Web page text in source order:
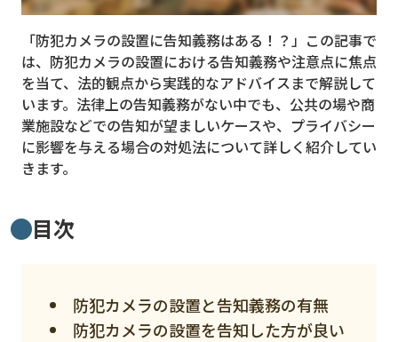
クラウド
M2M
VPN
スマート〇〇
スマート農業
ロボット
「防犯カメラの設置に告知義務はある！？」この記事で
は、防犯カメラの設置における告知義務や注意点に焦点
を当て、法的観点から実践的なアドバイスまで解説して
います。法律上の告知義務がない中でも、公共の場や商
業施設などでの告知が望ましいケースや、プライバシー
に影響を与える場合の対処法について詳しく紹介してい
きます。
目次
防犯カメラの設置と告知義務の有無
防犯カメラの設置を告知した方が良い